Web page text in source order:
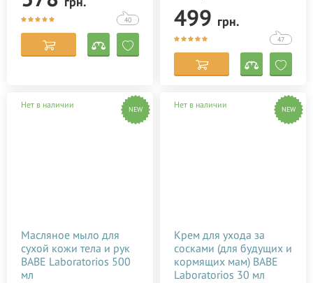
40 499 грн.
47
Нет в наличии NEW
Масляное мыло для
сухой кожи тела и рук
BABE Laboratorios 500
мл
Нет в наличии NEW
Крем для ухода за
сосками (для будущих и
кормящих мам) BABE
Laboratorios 30 мл